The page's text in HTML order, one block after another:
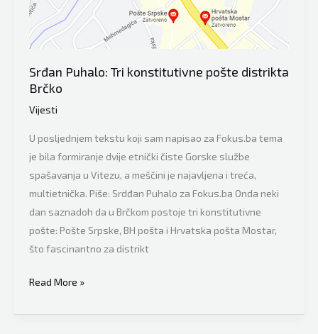
i
RS
ovih
Braćo
smrtonosniji
smo
od
NATO-
a!!!
Srđan Puhalo: Tri konstitutivne pošte distrikta
Brčko
Vijesti
U posljednjem tekstu koji sam napisao za Fokus.ba tema
je bila formiranje dvije etnički čiste Gorske službe
spašavanja u Vitezu, a meščini je najavljena i treća,
multietnička. Piše: Srdđan Puhalo za Fokus.ba Onda neki
dan saznadoh da u Brčkom postoje tri konstitutivne
pošte: Pošte Srpske, BH pošta i Hrvatska pošta Mostar,
što fascinantno za distrikt
Srđan
Tri
Read More »